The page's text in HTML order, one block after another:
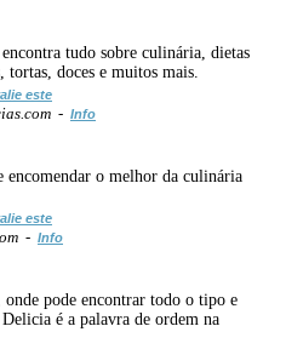
tudo sobre culinária, dietas
doces e muitos mais.
este
- Info
encomendar o melhor da culinária
este
- Info
pode encontrar todo o tipo e
Delicia é a palavra de ordem na